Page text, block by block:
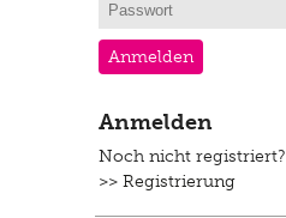
Anmelden
Noch nicht registriert?
>> Registrierung